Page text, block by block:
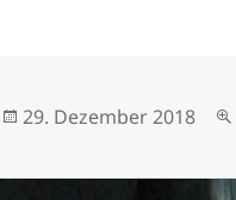
Veröffentlicht
29. Dezember 2018